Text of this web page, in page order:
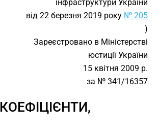
інфраструктури України
від 22 березня 2019 року № 205
)
Зареєстровано в Міністерстві
юстиції України
15 квітня 2009 р.
за № 341/16357
КОЕФІЦІЄНТИ,